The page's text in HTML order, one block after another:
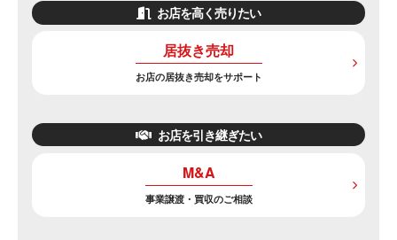
お店を高く売りたい
居抜き売却
お店の居抜き売却をサポート
お店を引き継ぎたい
M&A
事業譲渡・買収のご相談